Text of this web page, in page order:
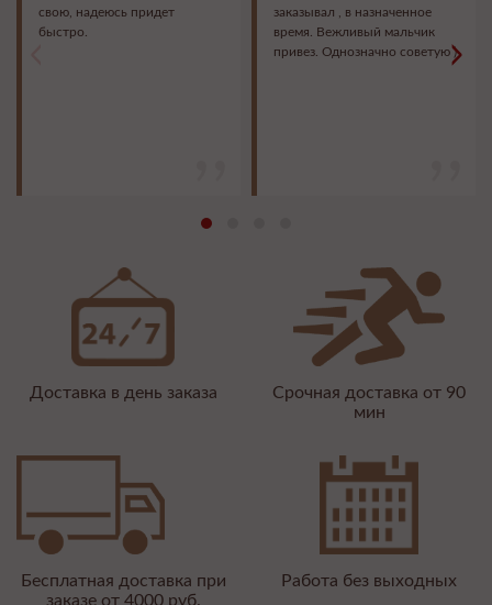
свою, надеюсь придет
быстро.
заказывал , в назначенное
время. Вежливый мальчик
привез. Однозначно советую )>
Доставка в день заказа
Срочная доставка от 90
мин
Бесплатная доставка при
заказе от 4000 руб.
Работа без выходных